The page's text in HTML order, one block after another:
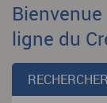
ligne du